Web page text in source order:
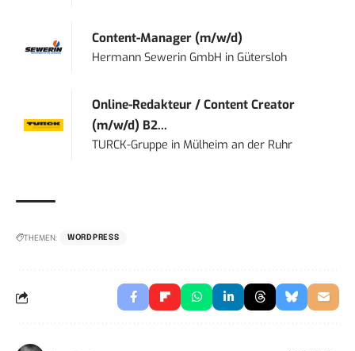
Content-Manager (m/w/d)
Hermann Sewerin GmbH inGütersloh
Online-Redakteur / Content Creator
(m/w/d) B2...
TURCK-Gruppe inMülheim an der Ruhr
THEMEN: WORDPRESS